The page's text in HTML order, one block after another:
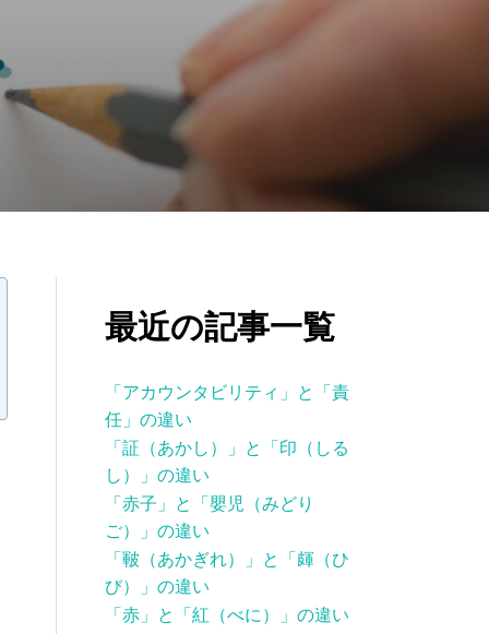
最近の記事一覧
「アカウンタビリティ」と「責
任」の違い
「証（あかし）」と「印（しる
し）」の違い
「赤子」と「嬰児（みどり
ご）」の違い
「皸（あかぎれ）」と「皹（ひ
び）」の違い
「赤」と「紅（べに）」の違い